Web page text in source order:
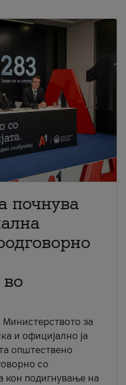
почнува
во
Министерството за
и официјално ја
општествено
со
кон подигнување на